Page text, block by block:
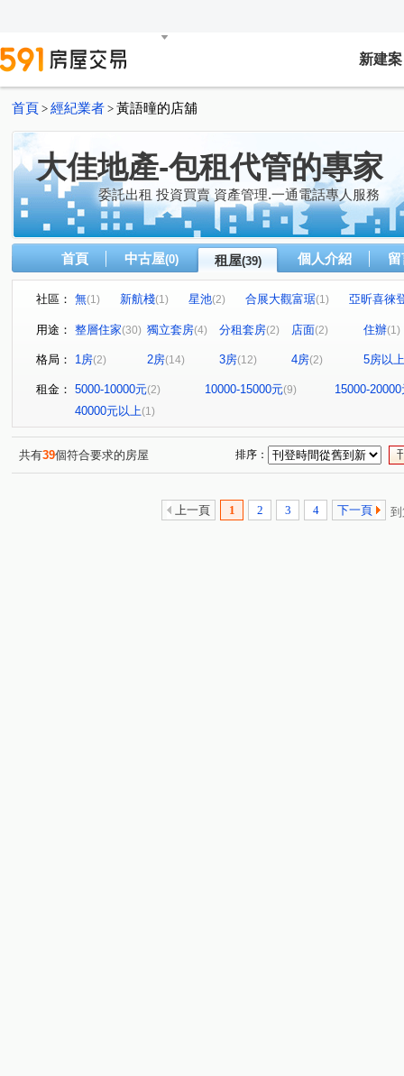
新建案
首頁 > 經紀業者 > 黃語曈的店舖
大佳地產-包租代管的專家
委託出租 投資買賣 資產管理.一通電話專人服務
首頁 中古屋(0) 租屋(39) 個人介紹
社區： 無(1) 新航棧(1) 星池(2) 合展大觀富琚(1)
亞昕喜徠
無 (1) 音悅琉璃 (1) 和境寓見 (2) 三本四季 大來賞
青川馥
遠雄夏沐 桃園第一廣場二期商業大樓(1)
達曜輕鬆GO(1) 竹城鶴岡(1) 雙享樓(1) 昭揚君喆 (1)
傳佳謙里(1)
竹城和賞(1) 中興路(1) 大觀路(1) 南福街(2)
六合一
自立一街(1) 春日路 (1) 中正三街(1)
莊敬
美和路(1) 青田街(1) 富國路三段(1) 中山東路(1)
航
中埔二街 (1) 文化路(1) 大興西路二段(1)
用途： 整層住家(30) 獨立套房(4) 分租套房(2) 店面(2) 住辦(1)
格局： 1房(2) 2房(14) 3房(12) 4房(2) 5房以上
租金： 5000-10000元(2) 10000-15000元(9)
15000-20000
40000元以上(1)
共有39個符合要求的房屋 排序：
上一頁 1 2 3 4 下一頁